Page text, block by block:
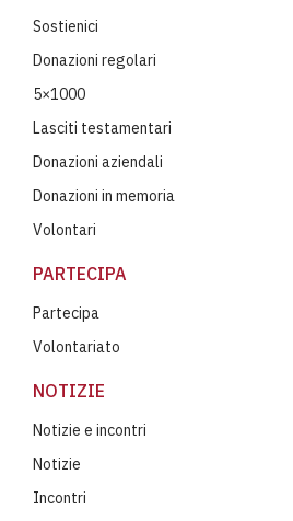
Sostienici
Donazioni regolari
5×1000
Lasciti testamentari
Donazioni aziendali
Donazioni in memoria
Volontari
PARTECIPA
Partecipa
Volontariato
NOTIZIE
Notizie e incontri
Notizie
Incontri